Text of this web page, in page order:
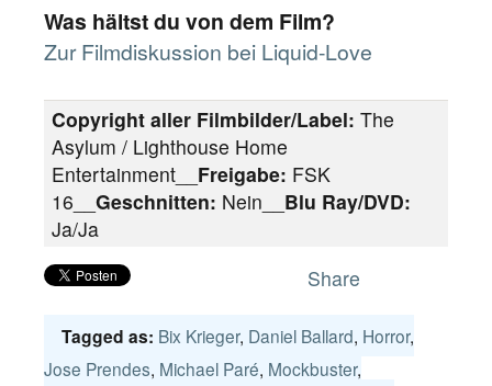
Was hältst du von dem Film?
Zur Filmdiskussion bei Liquid-Love
Copyright aller Filmbilder/Label: The
Asylum / Lighthouse Home
Entertainment__ Freigabe: FSK
16__ Geschnitten: Nein__ Blu Ray/DVD:
Ja/Ja
Share
Tagged as: Bix Krieger, Daniel Ballard, Horror,
Jose Prendes, Michael Paré, Mockbuster,